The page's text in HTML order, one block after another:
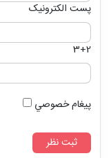
پست الکترونیک
3+2
پيغام خصوصي